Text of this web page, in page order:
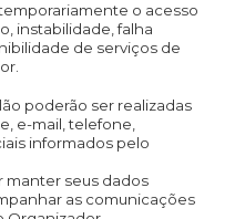
o acesso
instabilidade, falha
de serviços de
poderão ser realizadas
e-mail, telefone,
informados pelo
manter seus dados
as comunicações